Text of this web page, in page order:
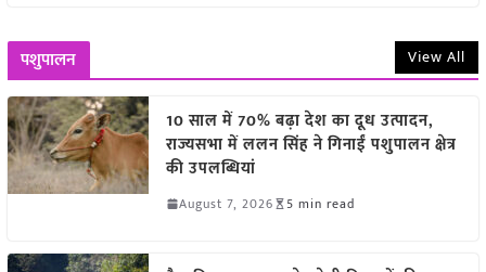
पशुपालन View All
10 साल में 70% बढ़ा देश का दूध उत्पादन,
राज्यसभा में ललन सिंह ने गिनाईं पशुपालन क्षेत्र
की उपलब्धियां
August 7, 2026 5 min read